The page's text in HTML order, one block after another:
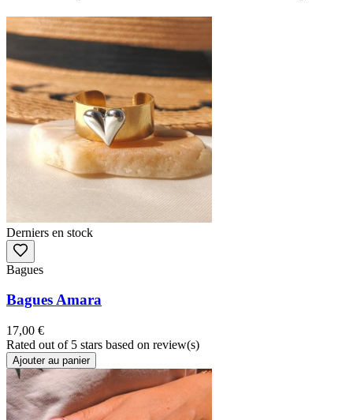
Derniers en stock
Bagues
Bagues Amara
17,00 €
Rated out of 5 stars based on review(s)
Ajouter au panier